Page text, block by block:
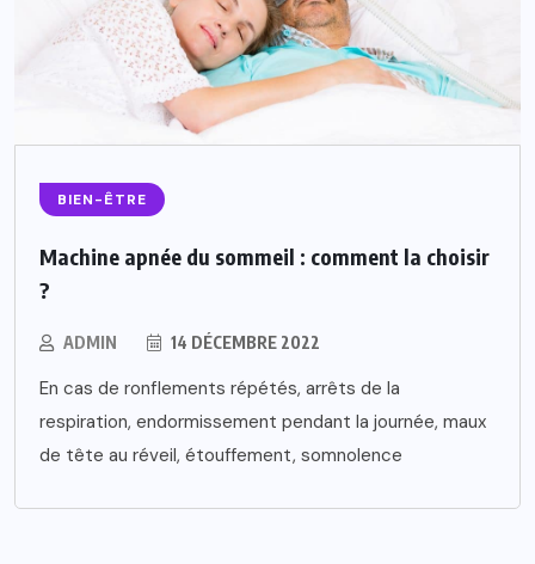
BIEN-ÊTRE
Machine apnée du sommeil : comment la choisir
?
ADMIN 14 DÉCEMBRE 2022
En cas de ronflements répétés, arrêts de la
respiration, endormissement pendant la journée, maux
de tête au réveil, étouffement, somnolence